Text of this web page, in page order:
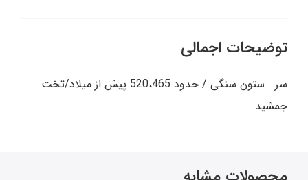
توضیحات اجمالی
سر ستون سنگی / حدود 520،465 پیش از میلاد/تخت
جمشید